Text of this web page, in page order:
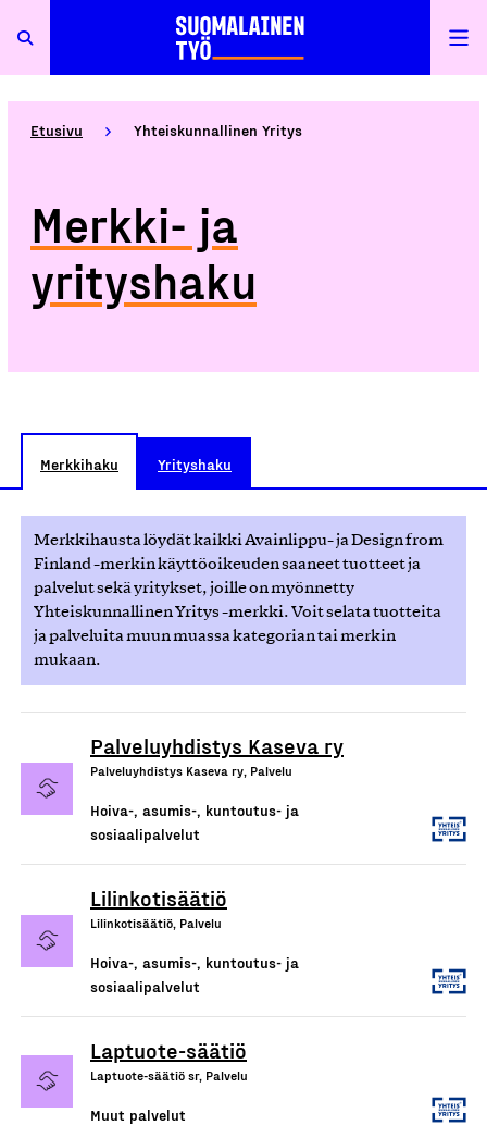
Etusivu Yhteiskunnallinen Yritys
Merkki- ja
yrityshaku
Merkkihaku Yrityshaku
Merkkihausta löydät kaikki Avainlippu- ja Design from
Finland -merkin käyttöoikeuden saaneet tuotteet ja
palvelut sekä yritykset, joille on myönnetty
Yhteiskunnallinen Yritys -merkki. Voit selata tuotteita
ja palveluita muun muassa kategorian tai merkin
mukaan.
Palveluyhdistys Kaseva ry
Palveluyhdistys Kaseva ry, Palvelu
Hoiva-, asumis-, kuntoutus- ja
sosiaalipalvelut
Lilinkotisäätiö
Lilinkotisäätiö, Palvelu
Hoiva-, asumis-, kuntoutus- ja
sosiaalipalvelut
Laptuote-säätiö
Laptuote-säätiö sr, Palvelu
Muut palvelut